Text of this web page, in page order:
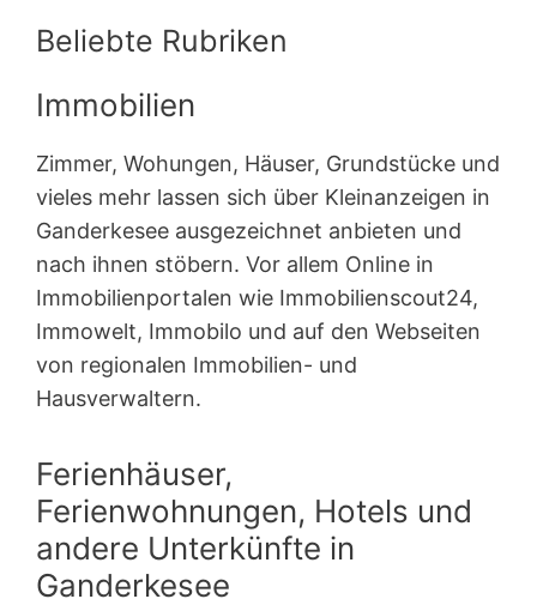
Beliebte Rubriken
Immobilien
Zimmer, Wohungen, Häuser, Grundstücke und
vieles mehr lassen sich über Kleinanzeigen in
Ganderkesee ausgezeichnet anbieten und
nach ihnen stöbern. Vor allem Online in
Immobilienportalen wie Immobilienscout24,
Immowelt, Immobilo und auf den Webseiten
von regionalen Immobilien- und
Hausverwaltern.
Ferienhäuser,
Ferienwohnungen, Hotels und
andere Unterkünfte in
Ganderkesee